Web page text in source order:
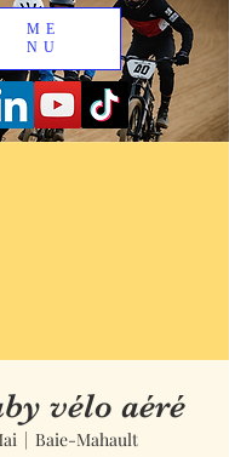
ME
NU
vélo aéré
  |
Baie-Mahault